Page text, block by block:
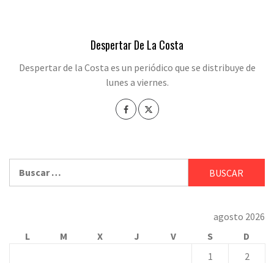
Despertar De La Costa
Despertar de la Costa es un periódico que se distribuye de
lunes a viernes.
agosto 2026
L
M X J V S
D
1
2